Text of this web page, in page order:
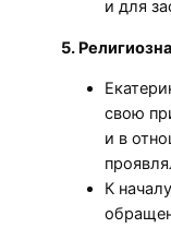
и для
5.
свою
и в
К